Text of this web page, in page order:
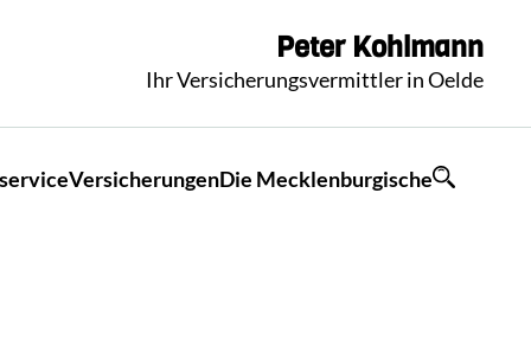
Peter Kohlmann
Ihr Versicherungsvermittler in Oelde
VersicherungenDie Mecklenburgische